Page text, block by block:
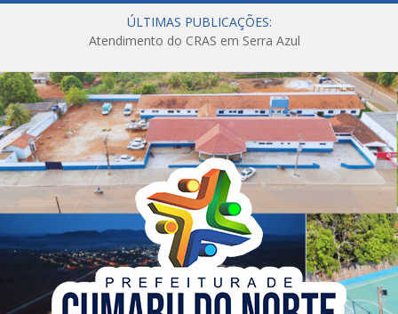
ÚLTIMAS PUBLICAÇÕES:
Atendimento do CRAS em Serra Azul